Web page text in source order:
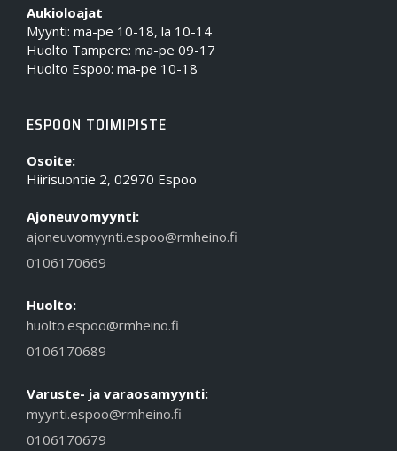
Aukioloajat
Myynti: ma-pe 10-18, la 10-14
Huolto Tampere: ma-pe 09-17
Huolto Espoo: ma-pe 10-18
ESPOON TOIMIPISTE
Osoite:
Hiirisuontie 2, 02970 Espoo
Ajoneuvomyynti:
ajoneuvomyynti.espoo@rmheino.fi
0106170669
Huolto:
huolto.espoo@rmheino.fi
0106170689
Varuste- ja varaosamyynti:
myynti.espoo@rmheino.fi
0106170679